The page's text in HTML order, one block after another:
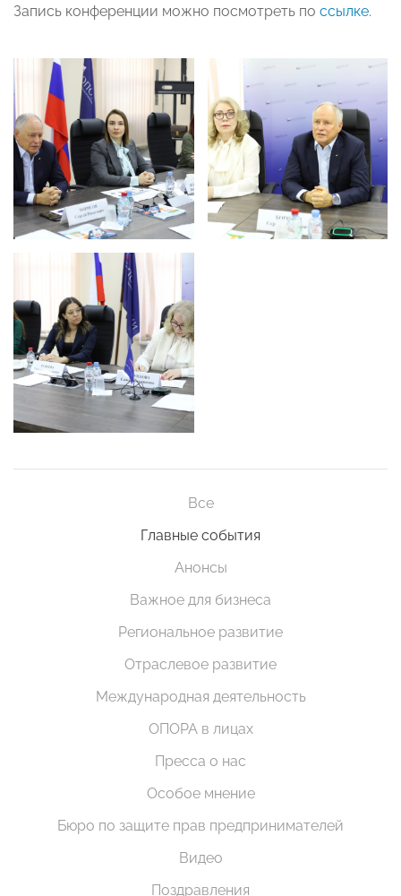
Запись конференции можно посмотреть по ссылке.
Все
Главные события
Анонсы
Важное для бизнеса
Региональное развитие
Отраслевое развитие
Международная деятельность
ОПОРА в лицах
Пресса о нас
Особое мнение
Бюро по защите прав предпринимателей
Видео
Поздравления